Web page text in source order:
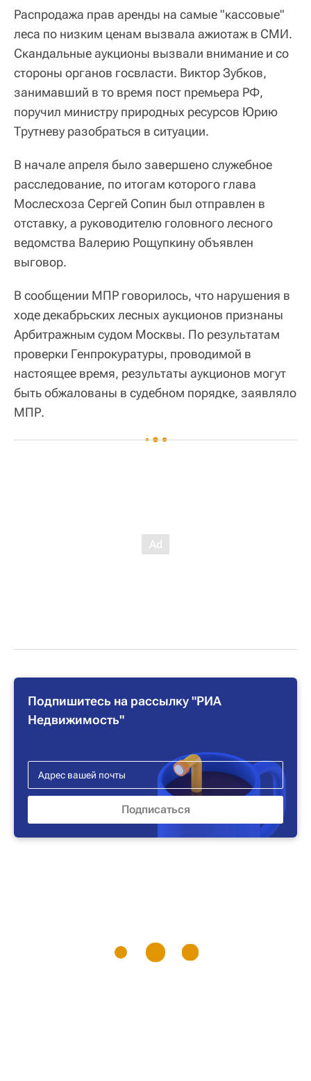
Распродажа прав аренды на самые "кассовые"
леса по низким ценам вызвала ажиотаж в СМИ.
Скандальные аукционы вызвали внимание и со
стороны органов госвласти. Виктор Зубков,
занимавший в то время пост премьера РФ,
поручил министру природных ресурсов Юрию
Трутневу разобраться в ситуации.
В начале апреля было завершено служебное
расследование, по итогам которого глава
Мослесхоза Сергей Сопин был отправлен в
отставку, а руководителю головного лесного
ведомства Валерию Рощупкину объявлен
выговор.
В сообщении МПР говорилось, что нарушения в
ходе декабрьских лесных аукционов признаны
Арбитражным судом Москвы. По результатам
проверки Генпрокуратуры, проводимой в
настоящее время, результаты аукционов могут
быть обжалованы в судебном порядке, заявляло
МПР.
Подпишитесь на рассылку "РИА
Недвижимость"